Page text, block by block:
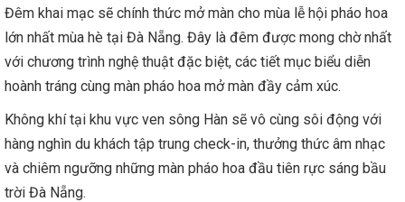
Đêm khai mạc sẽ chính thức mở màn cho mùa lễ hội pháo hoa
lớn nhất mùa hè tại Đà Nẵng. Đây là đêm được mong chờ nhất
với chương trình nghệ thuật đặc biệt, các tiết mục biểu diễn
hoành tráng cùng màn pháo hoa mở màn đầy cảm xúc.
Không khí tại khu vực ven sông Hàn sẽ vô cùng sôi động với
hàng nghìn du khách tập trung check-in, thưởng thức âm nhạc
và chiêm ngưỡng những màn pháo hoa đầu tiên rực sáng bầu
trời Đà Nẵng.